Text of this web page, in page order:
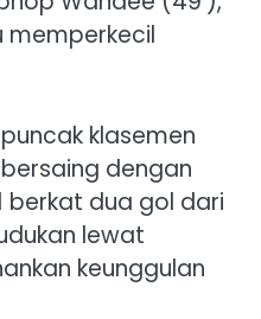
memperkecil
klasemen
dengan
berkat dua gol dari
lewat
keunggulan